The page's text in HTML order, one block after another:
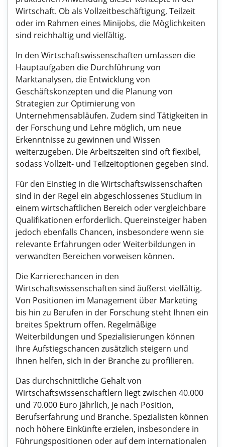
Wirtschaft. Ob als Vollzeitbeschäftigung, Teilzeit
oder im Rahmen eines Minijobs, die Möglichkeiten
sind reichhaltig und vielfältig.
In den Wirtschaftswissenschaften umfassen die
Hauptaufgaben die Durchführung von
Marktanalysen, die Entwicklung von
Geschäftskonzepten und die Planung von
Strategien zur Optimierung von
Unternehmensabläufen. Zudem sind Tätigkeiten in
der Forschung und Lehre möglich, um neue
Erkenntnisse zu gewinnen und Wissen
weiterzugeben. Die Arbeitszeiten sind oft flexibel,
sodass Vollzeit- und Teilzeitoptionen gegeben sind.
Für den Einstieg in die Wirtschaftswissenschaften
sind in der Regel ein abgeschlossenes Studium in
einem wirtschaftlichen Bereich oder vergleichbare
Qualifikationen erforderlich. Quereinsteiger haben
jedoch ebenfalls Chancen, insbesondere wenn sie
relevante Erfahrungen oder Weiterbildungen in
verwandten Bereichen vorweisen können.
Die Karrierechancen in den
Wirtschaftswissenschaften sind äußerst vielfältig.
Von Positionen im Management über Marketing
bis hin zu Berufen in der Forschung steht Ihnen ein
breites Spektrum offen. Regelmäßige
Weiterbildungen und Spezialisierungen können
Ihre Aufstiegschancen zusätzlich steigern und
Ihnen helfen, sich in der Branche zu profilieren.
Das durchschnittliche Gehalt von
Wirtschaftswissenschaftlern liegt zwischen 40.000
und 70.000 Euro jährlich, je nach Position,
Berufserfahrung und Branche. Spezialisten können
noch höhere Einkünfte erzielen, insbesondere in
Führungspositionen oder auf dem internationalen